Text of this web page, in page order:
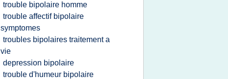
trouble bipolaire homme
trouble affectif bipolaire
symptomes
troubles bipolaires traitement a
vie
depression bipolaire
trouble d'humeur bipolaire